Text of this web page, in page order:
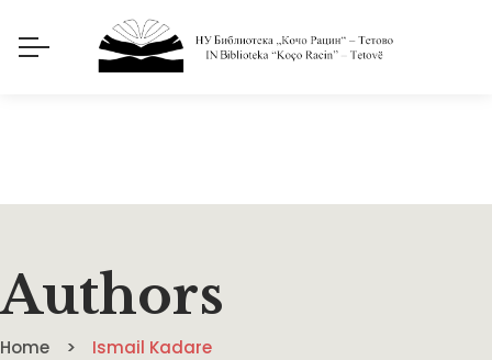
Authors
Home Ismail Kadare